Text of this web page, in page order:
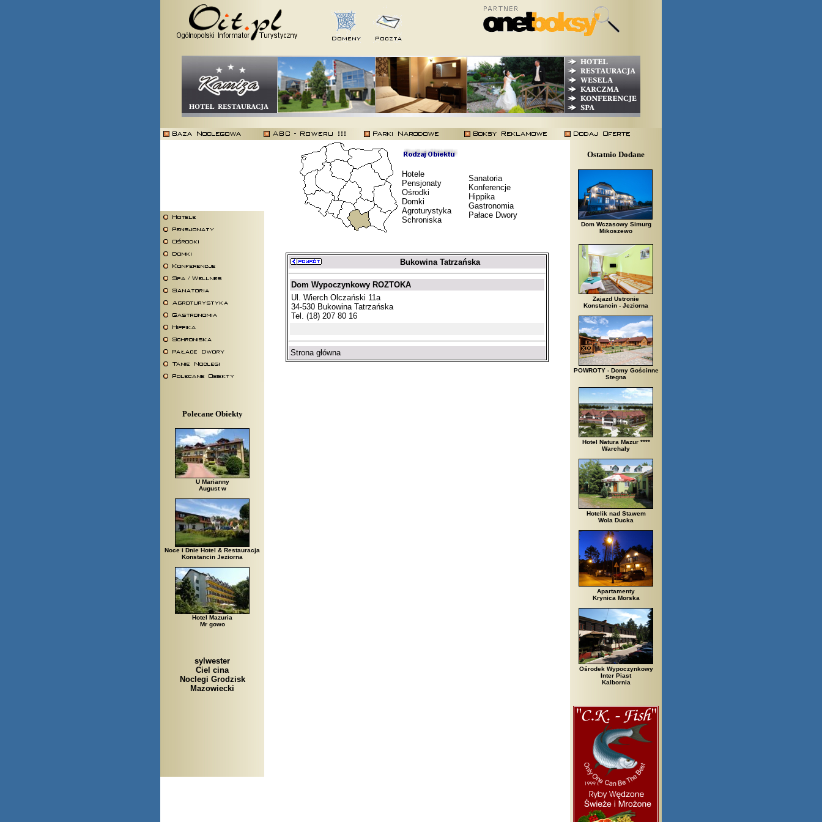
Polecane Obiekty
U Marianny
August w
Noce i Dnie Hotel & Restauracja
Konstancin Jeziorna
Hotel Mazuria
Mr gowo
sylwester
Ciel cina
Noclegi Grodzisk
Mazowiecki
Hotele
Pensjonaty
Ośrodki
Domki
Agroturystyka
Schroniska
Sanatoria
Konferencje
Hippika
Gastronomia
Pałace Dwory
Bukowina Tatrzańska
Dom Wypoczynkowy ROZTOKA
Ul. Wierch Olczański 11a
34-530 Bukowina Tatrzańska
Tel. (18) 207 80 16
Strona główna
Arłamów, Augustów, Babice Stare, Bachanowo, Barczewo, Bardo, Białobrzegi, Białowieża, Bielsko Biała, Biały Bór, Biały Dunajec, Białystok, Błędów, Bocheniec,
Ostatnio Dodane
Dom Wczasowy Simurg
Mikoszewo
Zajazd Ustronie
Konstancin - Jeziorna
POWROTY - Domy Gościnne
Stegna
Hotel Natura Mazur ****
Warchały
Hotelik nad Stawem
Wola Ducka
Apartamenty
Krynica Morska
Ośrodek Wypoczynkowy
Inter Piast
Kalbornia